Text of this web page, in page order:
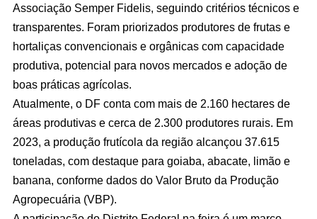
Associação Semper Fidelis, seguindo critérios técnicos e
transparentes. Foram priorizados produtores de frutas e
hortaliças convencionais e orgânicas com capacidade
produtiva, potencial para novos mercados e adoção de
boas práticas agrícolas.
Atualmente, o DF conta com mais de 2.160 hectares de
áreas produtivas e cerca de 2.300 produtores rurais. Em
2023, a produção frutícola da região alcançou 37.615
toneladas, com destaque para goiaba, abacate, limão e
banana, conforme dados do Valor Bruto da Produção
Agropecuária (VBP).